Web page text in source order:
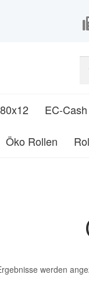
EC-
Öko Rollen
werden